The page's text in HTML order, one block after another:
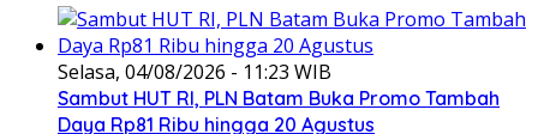
Selasa, 04/08/2026 - 11:23 WIB
Sambut HUT RI, PLN Batam Buka Promo Tambah
Daya Rp81 Ribu hingga 20 Agustus